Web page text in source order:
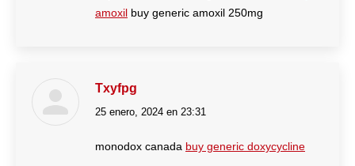
amoxil buy generic amoxil 250mg
Txyfpg
dice:
25 enero, 2024 en 23:31
monodox canada buy generic doxycycline